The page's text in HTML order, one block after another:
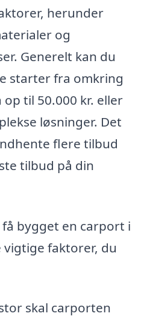
herunder
og
Generelt kan du
starter fra omkring
op til 50.000 kr. eller
løsninger. Det
flere tilbud
tilbud på din
bygget en carport i
faktorer, du
skal carporten